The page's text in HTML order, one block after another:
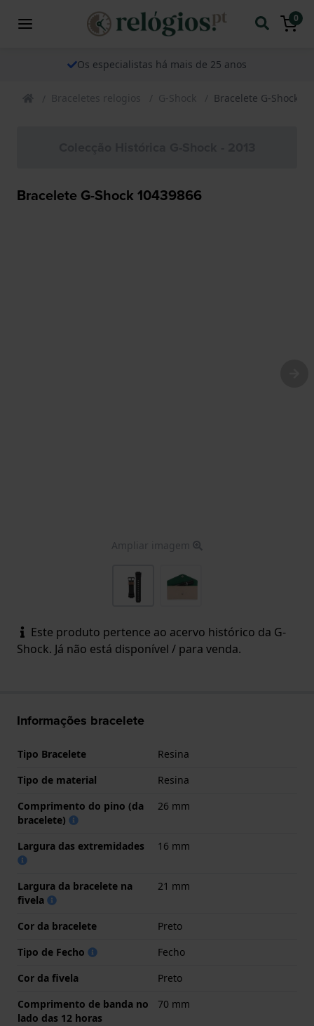
0
Os especialistas há mais de 25 anos
Braceletes relogios G-Shock Bracelete G-Shock
Bracelete G-Shock 10439866
Ampliar imagem
Este produto pertence ao acervo histórico da G-
Shock. Já não está disponível / para venda.
Informações bracelete
Tipo Bracelete
Resina
Tipo de material
Resina
Comprimento do pino (da
bracelete)
26 mm
Largura das extremidades 16 mm
Largura da bracelete na
fivela
21 mm
Cor da bracelete
Preto
Tipo de Fecho
Fecho
Cor da fivela
Preto
Comprimento de banda no
lado das 12 horas
70 mm